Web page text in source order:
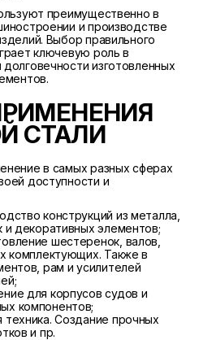
преимущественно в
и производстве
Выбор правильного
ключевую роль в
изготовленных
СТАЛИ
в самых разных сферах
доступности и
конструкций из металла,
декоративных элементов;
шестеренок, валов,
комплектующих. Также в
рам и усилителей
для корпусов судов и
компонентов;
Создание прочных
и пр.